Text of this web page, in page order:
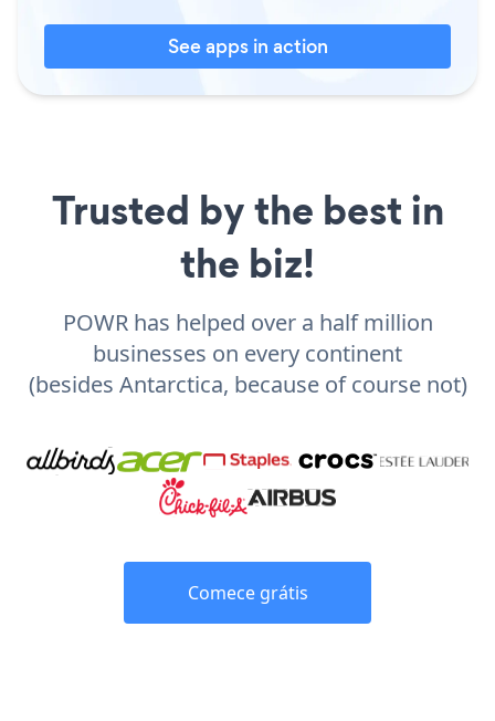
See apps in action
Trusted by the best in
the biz!
POWR has helped over a half million
businesses on every continent
(besides Antarctica, because of course not)
Comece grátis